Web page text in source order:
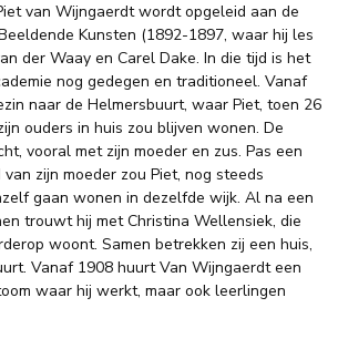
van Wijngaerdt wordt opgeleid aan de
Kunsten (1892-1897, waar hij les
der Waay en Carel Dake. In die tijd is het
nog gedegen en traditioneel. Vanaf
naar de Helmersbuurt, waar Piet, toen 26
ouders in huis zou blijven wonen. De
vooral met zijn moeder en zus. Pas een
zijn moeder zou Piet, nog steeds
gaan wonen in dezelfde wijk. Al na een
trouwt hij met Christina Wellensiek, die
woont. Samen betrekken zij een huis,
Vanaf 1908 huurt Van Wijngaerdt een
waar hij werkt, maar ook leerlingen